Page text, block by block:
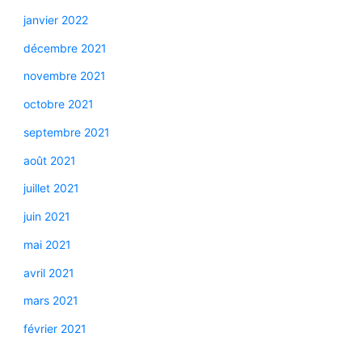
janvier 2022
décembre 2021
novembre 2021
octobre 2021
septembre 2021
août 2021
juillet 2021
juin 2021
mai 2021
avril 2021
mars 2021
février 2021